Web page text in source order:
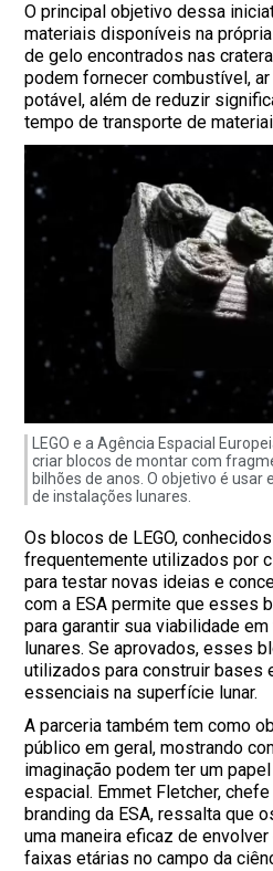
O principal objetivo dessa
materiais disponíveis na
de gelo encontrados nas
podem fornecer combustível,
potável, além de reduzir
tempo de transporte de
LEGO e a Agência Espacial
criar blocos de montar com
bilhões de anos. O objetivo é usar
de instalações lunares.
Os blocos de LEGO,
frequentemente utilizados por
para testar novas ideias e
com a ESA permite que esses
para garantir sua viabilidade
lunares. Se aprovados, esses
utilizados para construir bases
essenciais na superfície lunar.
A parceria também tem como
público em geral, mostrando
imaginação podem ter um
espacial. Emmet Fletcher,
branding da ESA, ressalta que
uma maneira eficaz de
faixas etárias no campo da